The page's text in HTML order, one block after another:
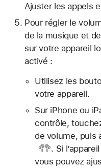
Ajuster les appels
Pour régler le
de la musique et
sur votre appareil
activé :
Utilisez les
votre appareil.
Sur iPhone ou
contrôle,
de volume, puis
. Si
vous pouvez